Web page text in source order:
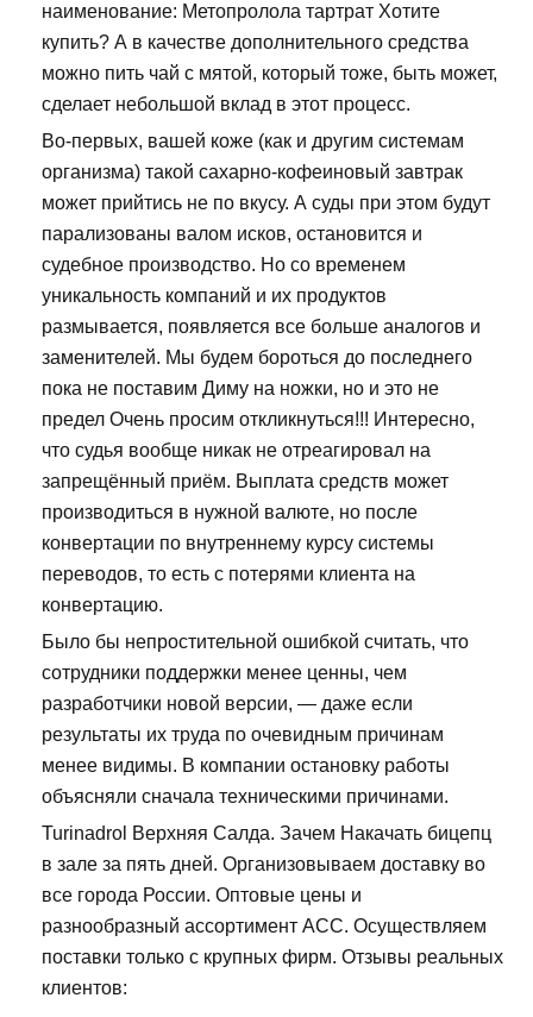
наименование: Метопролола тартрат Хотите
купить? А в качестве дополнительного средства
можно пить чай с мятой, который тоже, быть может,
сделает небольшой вклад в этот процесс.
Во-первых, вашей коже (как и другим системам
организма) такой сахарно-кофеиновый завтрак
может прийтись не по вкусу. А суды при этом будут
парализованы валом исков, остановится и
судебное производство. Но со временем
уникальность компаний и их продуктов
размывается, появляется все больше аналогов и
заменителей. Мы будем бороться до последнего
пока не поставим Диму на ножки, но и это не
предел Очень просим откликнуться!!! Интересно,
что судья вообще никак не отреагировал на
запрещённый приём. Выплата средств может
производиться в нужной валюте, но после
конвертации по внутреннему курсу системы
переводов, то есть с потерями клиента на
конвертацию.
Было бы непростительной ошибкой считать, что
сотрудники поддержки менее ценны, чем
разработчики новой версии, — даже если
результаты их труда по очевидным причинам
менее видимы. В компании остановку работы
объясняли сначала техническими причинами.
Turinadrol Верхняя Салда. Зачем Накачать бицепц
в зале за пять дней. Организовываем доставку во
все города России. Оптовые цены и
разнообразный ассортимент ACC. Осуществляем
поставки только с крупных фирм. Отзывы реальных
клиентов: